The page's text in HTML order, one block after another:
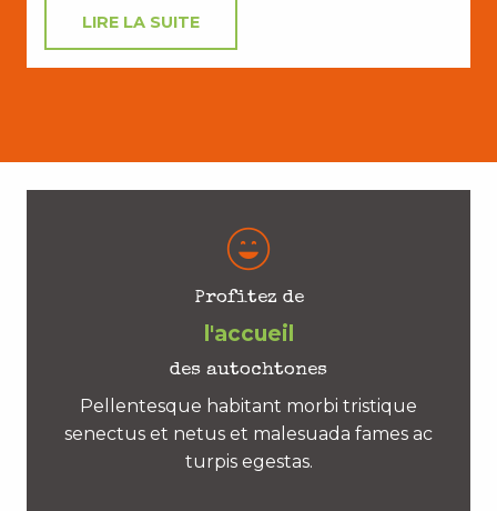
LIRE LA SUITE
Profitez de
l'accueil
des autochtones
Pellentesque habitant morbi tristique
senectus et netus et malesuada fames ac
turpis egestas.